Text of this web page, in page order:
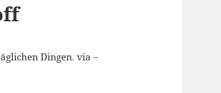
Dingen. via –